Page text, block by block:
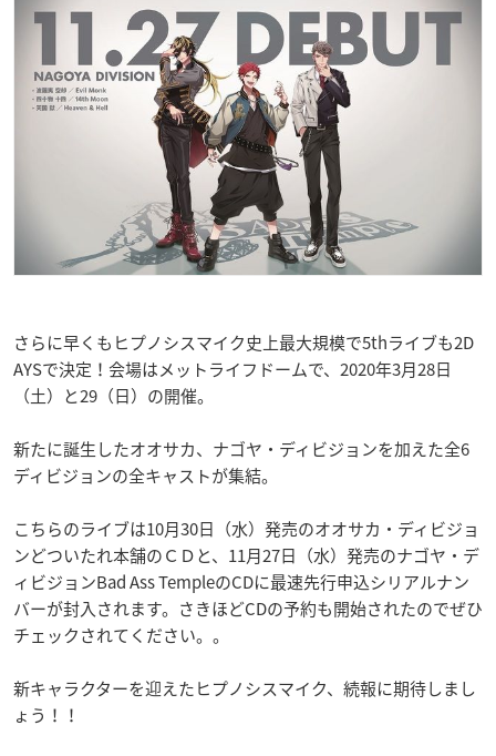
さらに早くもヒプノシスマイク史上最大規模で5thライブも2D
AYSで決定！会場はメットライフドームで、2020年3月28日
（土）と29（日）の開催。
新たに誕生したオオサカ、ナゴヤ・ディビジョンを加えた全6
ディビジョンの全キャストが集結。
こちらのライブは10月30日（水）発売のオオサカ・ディビジョ
ンどついたれ本舗のＣＤと、11月27日（水）発売のナゴヤ・デ
ィビジョンBad Ass TempleのCDに最速先行申込シリアルナン
バーが封入されます。さきほどCDの予約も開始されたのでぜひ
チェックされてください。。
新キャラクターを迎えたヒプノシスマイク、続報に期待しまし
ょう！！